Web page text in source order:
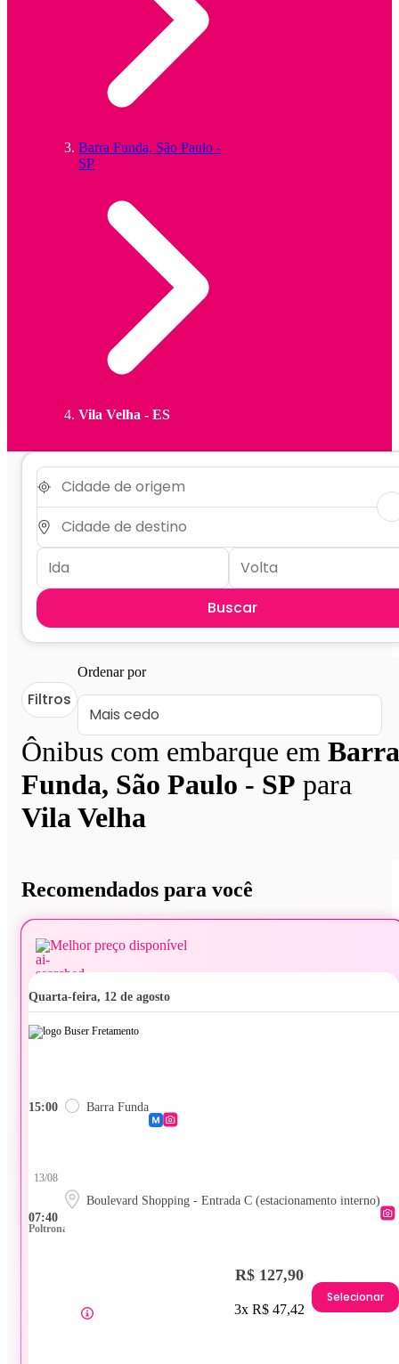
Barra Funda, São Paulo -
SP
Vila Velha - ES
Buscar
Ônibus com embarque em Barra
Funda, São Paulo - SP para
Vila Velha
Filtros
Ordenar por
Recomendados para você
Melhor preço disponível
quarta-feira, 12 de agosto
15:00 Barra Funda
07:40
13/08
Boulevard Shopping - Entrada C (estacionamento interno)
Poltrona
R$ 127,90
3x R$ 47,42
Selecionar